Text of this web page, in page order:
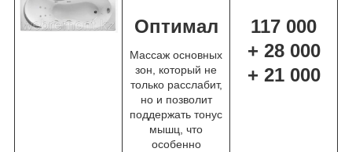
Оптимал
Массаж основных
зон, который не
только расслабит,
но и позволит
поддержать тонус
мышц, что
особенно
117 000
+ 28 000
+ 21 000